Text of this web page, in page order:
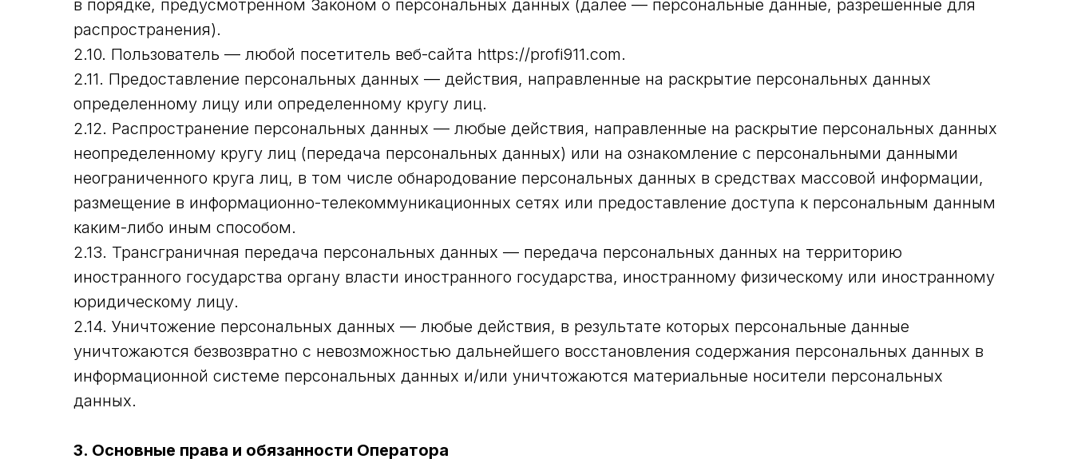
в порядке, предусмотренном Законом о персональных данных (далее — персональные данные, разрешенные для
распространения).
2.10. Пользователь — любой посетитель веб-сайта https://profi911.com.
2.11. Предоставление персональных данных — действия, направленные на раскрытие персональных данных
определенному лицу или определенному кругу лиц.
2.12. Распространение персональных данных — любые действия, направленные на раскрытие персональных данных
неопределенному кругу лиц (передача персональных данных) или на ознакомление с персональными данными
неограниченного круга лиц, в том числе обнародование персональных данных в средствах массовой информации,
размещение в информационно-телекоммуникационных сетях или предоставление доступа к персональным данным
каким-либо иным способом.
2.13. Трансграничная передача персональных данных — передача персональных данных на территорию
иностранного государства органу власти иностранного государства, иностранному физическому или иностранному
юридическому лицу.
2.14. Уничтожение персональных данных — любые действия, в результате которых персональные данные
уничтожаются безвозвратно с невозможностью дальнейшего восстановления содержания персональных данных в
информационной системе персональных данных и/или уничтожаются материальные носители персональных
данных.
3. Основные права и обязанности Оператора